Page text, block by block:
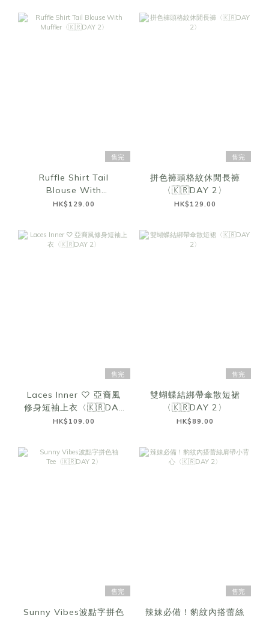
售完
Ruffle Shirt Tail
Blouse With
Muffler〈🇰🇷DAY 2〉
HK$129.00
售完
拼色褲頭格紋休閒長褲
〈🇰🇷DAY 2〉
HK$129.00
售完
Laces Inner ♡ 亞裔風
修身短袖上衣〈🇰🇷DAY
2〉
HK$109.00
售完
雙蝴蝶結綁帶傘散短裙
〈🇰🇷DAY 2〉
HK$89.00
售完
Sunny Vibes波點字拼色
售完
辣妹必備！豹紋內搭蕾絲